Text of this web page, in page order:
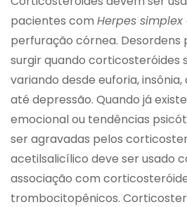
pacientes com Herpes simplex
perfuração córnea. Desordens
surgir quando corticosteróides
variando desde euforia,
até depressão. Quando já
emocional ou tendências
ser agravadas pelos
acetilsalicílico deve ser usado
associação com
trombocitopênicos.